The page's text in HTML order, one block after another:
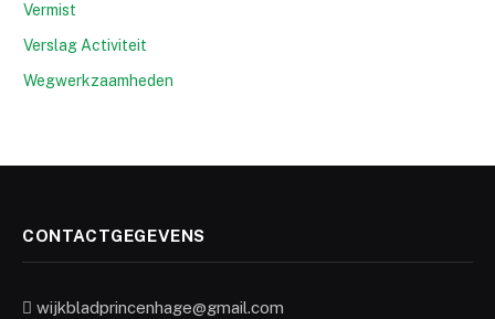
Vermist
Verslag Activiteit
Wegwerkzaamheden
CONTACTGEGEVENS
wijkbladprincenhage@gmail.com